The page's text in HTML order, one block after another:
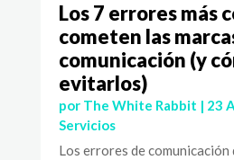
Los 7 errores más
cometen las
comunicación (y
evitarlos)
por The White Rabbit | 23
Servicios
Los errores de comunicación